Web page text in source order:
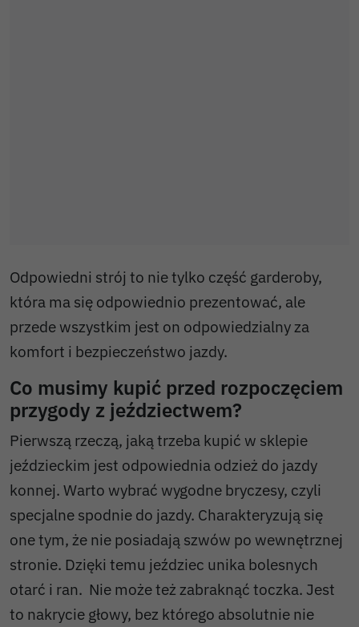
Odpowiedni strój to nie tylko część garderoby,
która ma się odpowiednio prezentować, ale
przede wszystkim jest on odpowiedzialny za
komfort i bezpieczeństwo jazdy.
Co musimy kupić przed rozpoczęciem
przygody z jeździectwem?
Pierwszą rzeczą, jaką trzeba kupić w sklepie
jeździeckim jest odpowiednia odzież do jazdy
konnej. Warto wybrać wygodne bryczesy, czyli
specjalne spodnie do jazdy. Charakteryzują się
one tym, że nie posiadają szwów po wewnętrznej
stronie. Dzięki temu jeździec unika bolesnych
otarć i ran. Nie może też zabraknąć toczka. Jest
to nakrycie głowy, bez którego absolutnie nie